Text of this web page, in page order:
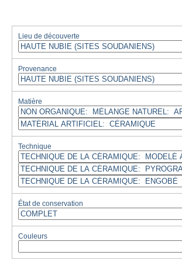
Lieu de découverte
Provenance
Matière
Technique
État de conservation
Couleurs